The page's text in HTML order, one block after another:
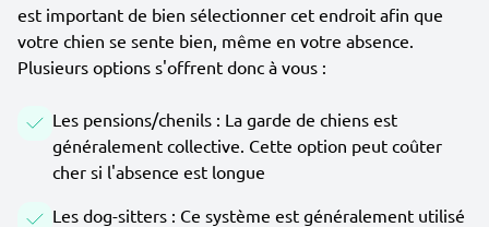
est important de bien sélectionner cet endroit afin que
votre chien se sente bien, même en votre absence.
Plusieurs options s'offrent donc à vous :
Les pensions/chenils : La garde de chiens est
généralement collective. Cette option peut coûter
cher si l'absence est longue
Les dog-sitters : Ce système est généralement utilisé